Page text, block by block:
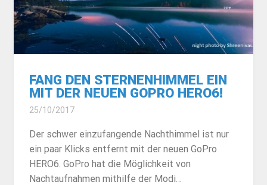
FANG DEN STERNENHIMMEL EIN
MIT DER NEUEN GOPRO HERO6!
25/10/2017
Der schwer einzufangende Nachthimmel ist nur
ein paar Klicks entfernt mit der neuen GoPro
HERO6. GoPro hat die Möglichkeit von
Nachtaufnahmen mithilfe der Modi…